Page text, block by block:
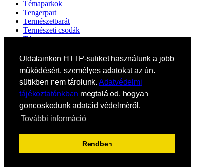
Oldalainkon HTTP-sütiket használunk a jobb
működésért, személyes adatokat az ún.
sütikben nem tárolunk. Adatvédelmi
tájékoztatónkban megtalálod, hogyan
gondoskodunk adataid védelméről.
További információ
Rendben
Témaparkok
Tengerpart
Természetbarát
Természeti csodák
Tópart
Valentin nap
Vallási utak
Városlátogatás
Városlátogatás egyénileg
Velencei karnevál
Vidéki felszállással
Wellness
Zene tematika
Süti cookie tájekoztató
Adatvédelmi tájekoztató
Altalanos szerzodesi feltetelek